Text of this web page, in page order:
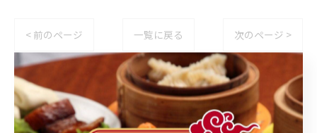
< 前のページ 一覧に戻る 次のページ >
カテゴリー Categories